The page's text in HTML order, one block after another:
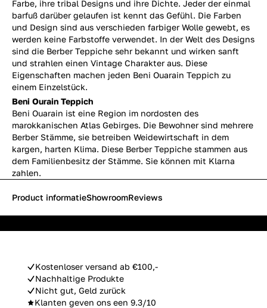
Farbe, ihre tribal Designs und ihre Dichte. Jeder der einmal
barfuß darüber gelaufen ist kennt das Gefühl. Die Farben
und Design sind aus verschieden farbiger Wolle gewebt, es
werden keine Farbstoffe verwendet. In der Welt des Designs
sind die Berber Teppiche sehr bekannt und wirken sanft
und strahlen einen Vintage Charakter aus. Diese
Eigenschaften machen jeden Beni Ouarain Teppich zu
einem Einzelstück.
Beni Ourain Teppich
Beni Ouarain ist eine Region im nordosten des
marokkanischen Atlas Gebirges. Die Bewohner sind mehrere
Berber Stämme, sie betreiben Weidewirtschaft in dem
kargen, harten Klima. Diese Berber Teppiche stammen aus
dem Familienbesitz der Stämme. Sie können mit Klarna
zahlen.
Kostenloser versand ab €100,-
Nachhaltige Produkte
Nicht gut, Geld zurück
Klanten geven ons een 9.3/10
Product informatieShowroomReviews